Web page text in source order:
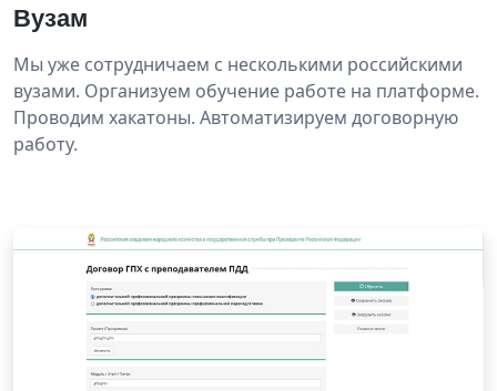
Вузам
Мы уже сотрудничаем с несколькими российскими
вузами. Организуем обучение работе на платформе.
Проводим хакатоны. Автоматизируем договорную
работу.